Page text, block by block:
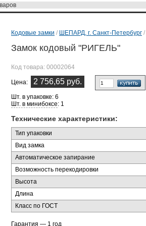
Кодовые замки / ШЕПАРД, г. Санкт-Петербург /
Замок кодовый "РИГЕЛЬ"
Код товара: 00002064
Цена: 2 756,65 руб.
Шт. в упаковке: 6
Шт. в минибоксе: 1
Технические характеристики:
Тип упаковки
Вид замка
Автоматическое запирание
Возможность перекодировки
Высота
Длина
Класс по ГОСТ
Гарантия — 1 год